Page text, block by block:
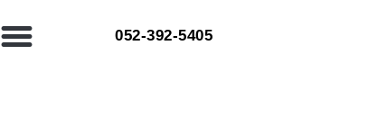
052-392-5405⁩